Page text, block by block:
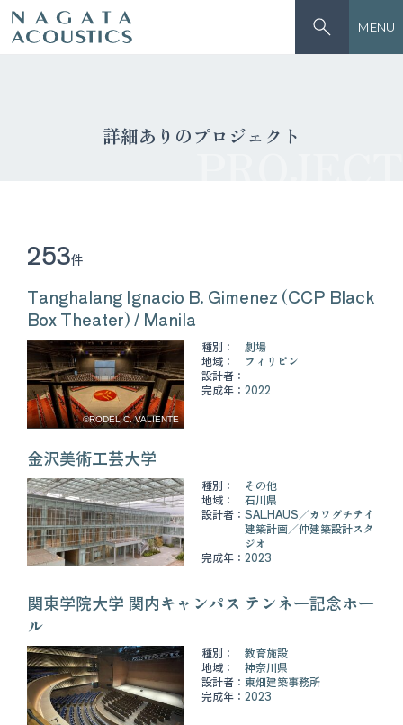
MENU
詳細ありのプロジェクト
253件
©RODEL C. VALIENTE
Tanghalang Ignacio B. Gimenez (CCP Black
Box Theater) / Manila
種別：
劇場
地域：
フィリピン
設計者：
完成年： 2022
金沢美術工芸大学
種別：
その他
地域：
石川県
設計者： SALHAUS
カワグチテイ
建築計画
仲建築設計スタ
ジオ
完成年： 2023
関東学院大学 関内キャンパス テンネー記念ホー
ル
種別：
教育施設
地域：
神奈川県
設計者： 東畑建築事務所
完成年： 2023